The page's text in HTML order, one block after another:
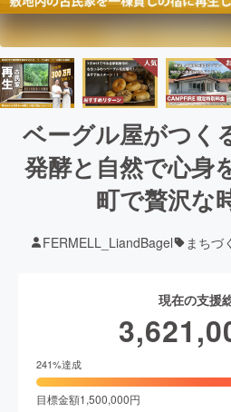
ベーグル屋がつく
発酵と自然で心身
町で贅沢な
FERMELL_LiandBagel まちづ
現在の支援
241%達成
目標金額1,500,000円